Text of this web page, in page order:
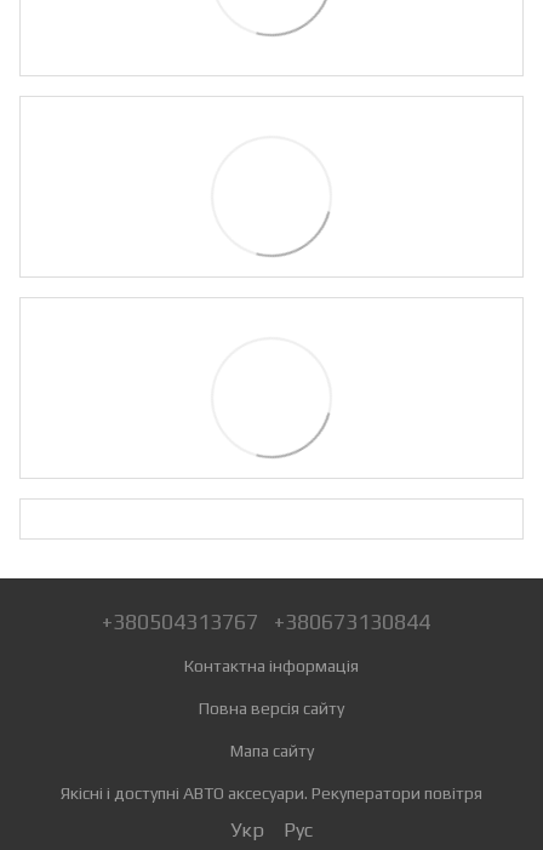
+380504313767 +380673130844
Контактна інформація
Повна версія сайту
Мапа сайту
Якісні і доступні АВТО аксесуари. Рекуператори повітря
Укр Рус